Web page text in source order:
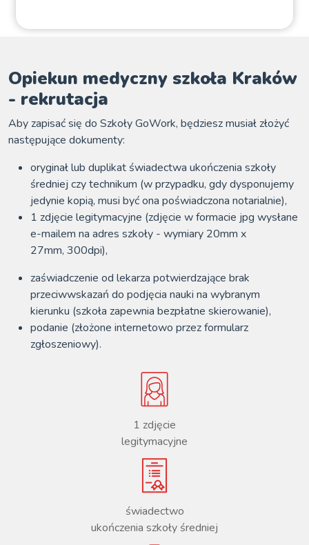
Opiekun medyczny szkoła Kraków
- rekrutacja
Aby zapisać się do Szkoły GoWork, będziesz musiał złożyć
następujące dokumenty:
oryginał lub duplikat świadectwa ukończenia szkoły
średniej czy technikum (w przypadku, gdy dysponujemy
jedynie kopią, musi być ona poświadczona notarialnie),
1 zdjęcie legitymacyjne (zdjęcie w formacie jpg wysłane
e-mailem na adres szkoły - wymiary 20mm x
27mm, 300dpi),
zaświadczenie od lekarza potwierdzające brak
przeciwwskazań do podjęcia nauki na wybranym
kierunku (szkoła zapewnia bezpłatne skierowanie),
podanie (złożone internetowo przez formularz
zgłoszeniowy).
1 zdjęcie
legitymacyjne
świadectwo
ukończenia szkoły średniej